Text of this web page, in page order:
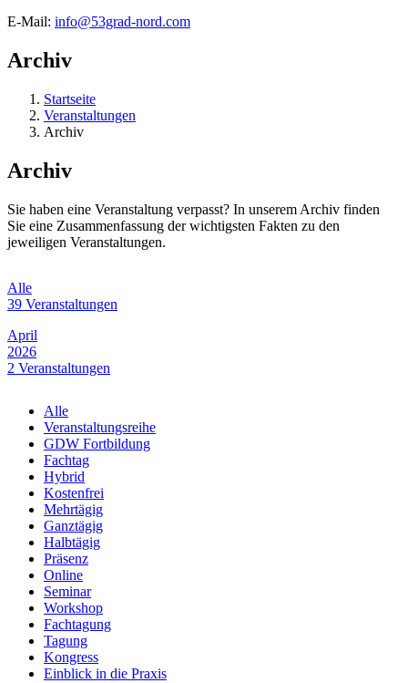
E-Mail: info@53grad-nord.com
Archiv
Startseite
Veranstaltungen
Archiv
Archiv
Sie haben eine Veranstaltung verpasst? In unserem Archiv finden
Sie eine Zusammenfassung der wichtigsten Fakten zu den
jeweiligen Veranstaltungen.
Alle
39 Veranstaltungen
April
2026
2 Veranstaltungen
2026
1 Veranstaltung
Oktober
2024
1 Veranstaltung
September
2024
1 Veranstaltung
2024
1 Veranstaltung
Alle
Veranstaltungsreihe
GDW Fortbildung
Fachtag
Hybrid
Kostenfrei
Mehrtägig
Ganztägig
Halbtägig
Präsenz
Online
Seminar
Workshop
Fachtagung
Tagung
Kongress
Einblick in die Praxis